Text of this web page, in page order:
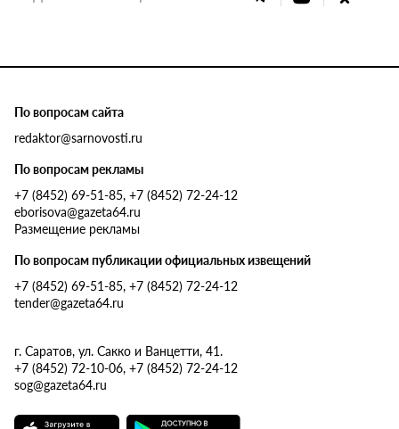
По вопросам сайта
redaktor@sarnovosti.ru
По вопросам рекламы
+7 (8452) 69-51-85, +7 (8452) 72-24-12
eborisova@gazeta64.ru
Размещение рекламы
По вопросам публикации официальных извещений
+7 (8452) 69-51-85, +7 (8452) 72-24-12
tender@gazeta64.ru
г. Саратов, ул. Сакко и Ванцетти, 41.
+7 (8452) 72-10-06, +7 (8452) 72-24-12
sog@gazeta64.ru